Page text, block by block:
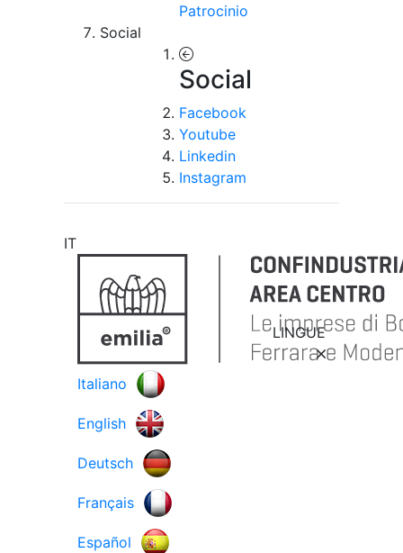
Patrocinio
Social
Social
Facebook
Youtube
Linkedin
Instagram
IT
LINGUE
Italiano
English
Deutsch
Français
Español